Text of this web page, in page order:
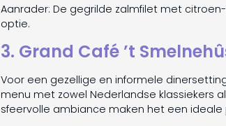
Aanrader: De gegrilde zalmfilet met
optie.
3. Grand Café ’t
Voor een gezellige en informele
menu met zowel Nederlandse klassiekers
sfeervolle ambiance maken het een